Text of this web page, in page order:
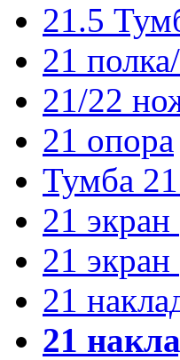
21.5
21
21/22
21 опора
Тумба
21
21
21
21